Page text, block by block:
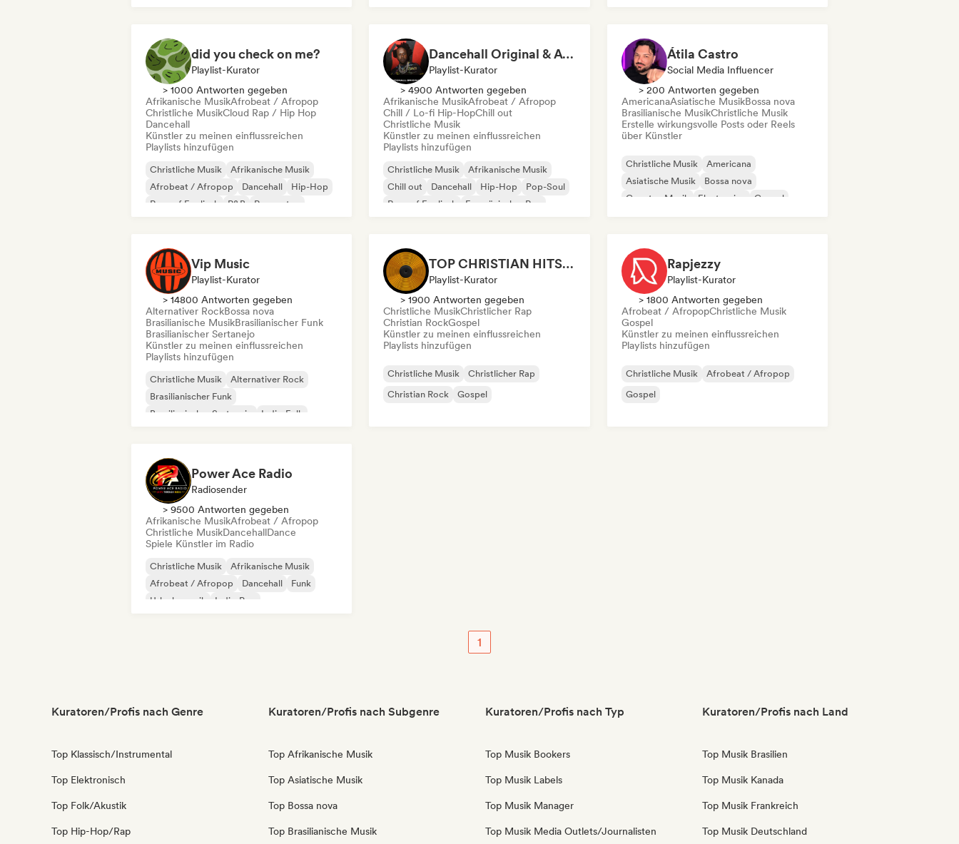
did you check on me?
Playlist-Kurator
> 1000 Antworten gegeben
Afrikanische MusikAfrobeat / Afropop
Christliche MusikCloud Rap / Hip Hop
Dancehall
Künstler zu meinen einflussreichen
Playlists hinzufügen
Christliche Musik
Afrikanische Musik
Afrobeat / Afropop
Dancehall
Hip-Hop
Rap auf Englisch
R&B Reggaeton
Dancehall Original & African Music
Playlist-Kurator
> 4900 Antworten gegeben
Afrikanische MusikAfrobeat / Afropop
Chill / Lo-fi Hip-HopChill out
Christliche Musik
Künstler zu meinen einflussreichen
Playlists hinzufügen
Christliche Musik
Afrikanische Musik
Chill out
Dancehall Hip-Hop
Pop-Soul
Rap auf Englisch
Französischer Rap
Átila Castro
Social Media Influencer
> 200 Antworten gegeben
AmericanaAsiatische MusikBossa nova
Brasilianische MusikChristliche Musik
Erstelle wirkungsvolle Posts oder Reels
über Künstler
Christliche Musik
Americana
Asiatische Musik
Bossa nova
Country-Musik
Electronica
Gospel
Vip Music
Playlist-Kurator
> 14800 Antworten gegeben
Alternativer RockBossa nova
Brasilianische MusikBrasilianischer Funk
Brasilianischer Sertanejo
Künstler zu meinen einflussreichen
Playlists hinzufügen
Christliche Musik
Alternativer Rock
Brasilianischer Funk
Brasilianischer Sertanejo
Indie-Folk
TOP CHRISTIAN HITS 2026 by Universal Hits
Playlist-Kurator
> 1900 Antworten gegeben
Christliche MusikChristlicher Rap
Christian RockGospel
Künstler zu meinen einflussreichen
Playlists hinzufügen
Christliche Musik
Christlicher Rap
Christian Rock
Gospel
Rapjezzy
Playlist-Kurator
> 1800 Antworten gegeben
Afrobeat / AfropopChristliche Musik
Gospel
Künstler zu meinen einflussreichen
Playlists hinzufügen
Christliche Musik
Afrobeat / Afropop
Gospel
Power Ace Radio
Radiosender
> 9500 Antworten gegeben
Afrikanische MusikAfrobeat / Afropop
Christliche MusikDancehallDance
Spiele Künstler im Radio
Christliche Musik
Afrikanische Musik
Afrobeat / Afropop
Dancehall
Funk
Urlaubsmusik
Indie-Pop
1
Kuratoren/Profis nach Genre
Top Klassisch/Instrumental
Top Elektronisch
Top Folk/Akustik
Top Hip-Hop/Rap
Kuratoren/Profis nach Subgenre
Top Afrikanische Musik
Top Asiatische Musik
Top Bossa nova
Top Brasilianische Musik
Kuratoren/Profis nach Typ
Top Musik Bookers
Top Musik Labels
Top Musik Manager
Top Musik Media Outlets/Journalisten
Kuratoren/Profis nach Land
Top Musik Brasilien
Top Musik Kanada
Top Musik Frankreich
Top Musik Deutschland